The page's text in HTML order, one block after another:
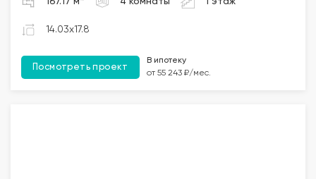
14.03x17.8
Посмотреть проект
В ипотеку
от 55 243 ₽/мес.